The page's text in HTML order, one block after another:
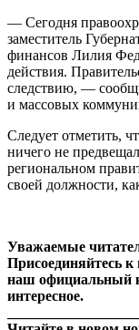
— Сегодня
заместитель
финансов Лилия
действия.
следствию, —
и массовых
Следует отметить,
ничего не
региональном
своей должности,
Уважаемые
Присоединяйтесь к
наш официальный
интересное.